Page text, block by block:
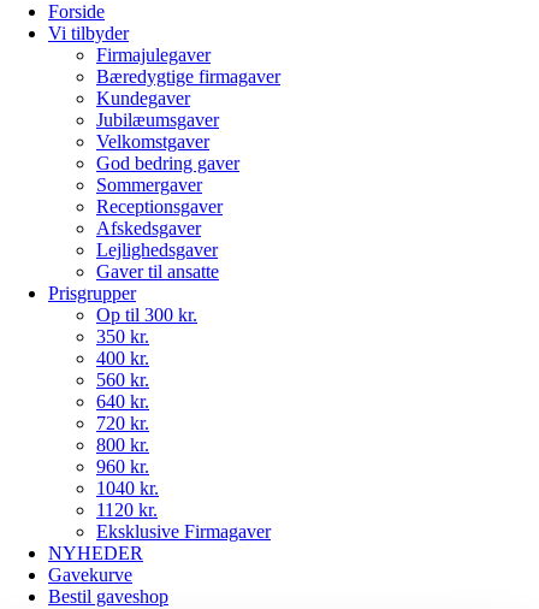
Forside
Vi tilbyder
Firmajulegaver
Bæredygtige firmagaver
Kundegaver
Jubilæumsgaver
Velkomstgaver
God bedring gaver
Sommergaver
Receptionsgaver
Afskedsgaver
Lejlighedsgaver
Gaver til ansatte
Prisgrupper
Op til 300 kr.
350 kr.
400 kr.
560 kr.
640 kr.
720 kr.
800 kr.
960 kr.
1040 kr.
1120 kr.
Eksklusive Firmagaver
NYHEDER
Gavekurve
Bestil gaveshop